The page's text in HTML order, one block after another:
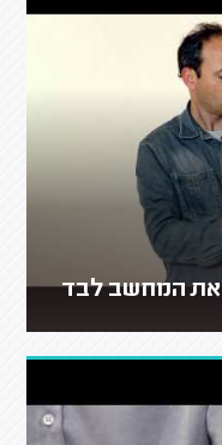
את המחשב לבד